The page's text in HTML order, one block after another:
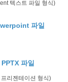
텍스트 파일 형식)
파일
파일
리젠테이션 형식)